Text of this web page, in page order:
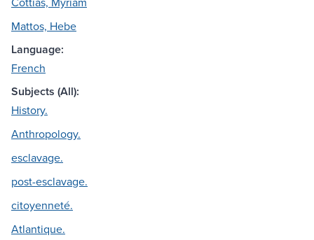
Mattos, Hebe
Language:
French
Subjects (All):
History.
Anthropology.
esclavage.
post-esclavage.
citoyenneté.
Atlantique.